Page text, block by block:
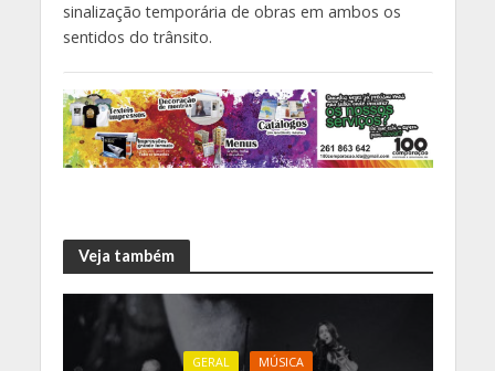
sinalização temporária de obras em ambos os
sentidos do trânsito.
Veja também
GERAL MÚSICA